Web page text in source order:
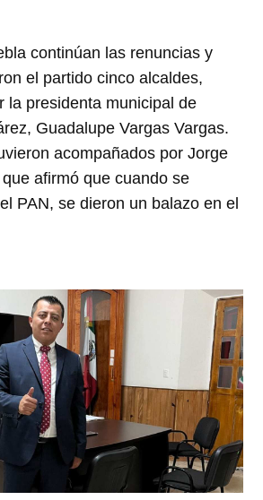
continúan las renuncias y
el partido cinco alcaldes,
la presidenta municipal de
Guadalupe Vargas Vargas.
acompañados por Jorge
afirmó que cuando se
PAN, se dieron un balazo en el